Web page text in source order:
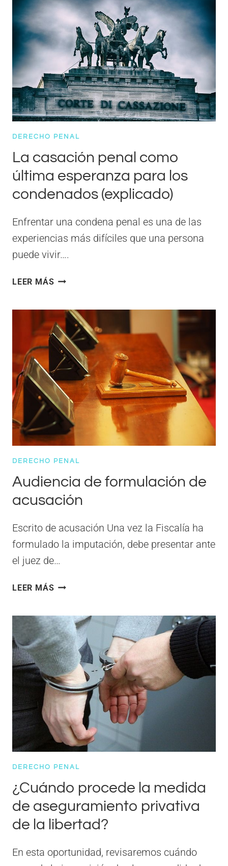
LA
LIBERTAD
CONDICIONAL?
DERECHO PENAL
La casación penal como
última esperanza para los
condenados (explicado)
Enfrentar una condena penal es una de las
experiencias más difíciles que una persona
puede vivir….
LEER MÁSLA
COMO
ÚLTIMA
ESPERANZA
PARA
LOS
CONDENADOS
(EXPLICADO)
DERECHO PENAL
Audiencia de formulación de
acusación
Escrito de acusación Una vez la Fiscalía ha
formulado la imputación, debe presentar ante
el juez de…
LEER MÁSAUDIENCIA
DE
ACUSACIÓN
DERECHO PENAL
¿Cuándo procede la medida
de aseguramiento privativa
de la libertad?
En esta oportunidad, revisaremos cuándo